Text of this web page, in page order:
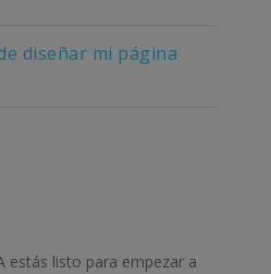
diseñar mi página
estás listo para empezar a